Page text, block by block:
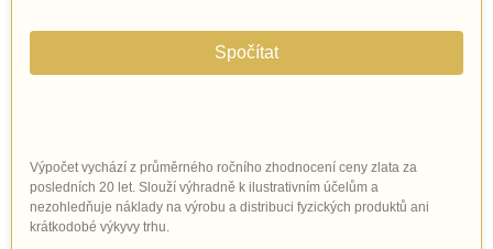
Spočítat
Výpočet vychází z průměrného ročního zhodnocení ceny zlata za
posledních 20 let. Slouží výhradně k ilustrativním účelům a
nezohledňuje náklady na výrobu a distribuci fyzických produktů ani
krátkodobé výkyvy trhu.